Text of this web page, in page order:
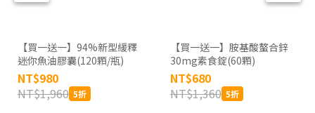
【買一送一】94%新型緩釋
迷你魚油膠囊(120顆/瓶)
NT$980
NT$1,960 5折
【買一送一】胺基酸螯合鋅
30mg素食錠(60顆)
NT$680
NT$1,360 5折